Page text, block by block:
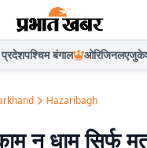
प्रदेशपश्चिम बंगाल ओरिजिनल
Hazaribagh
न धाम सिर्फ